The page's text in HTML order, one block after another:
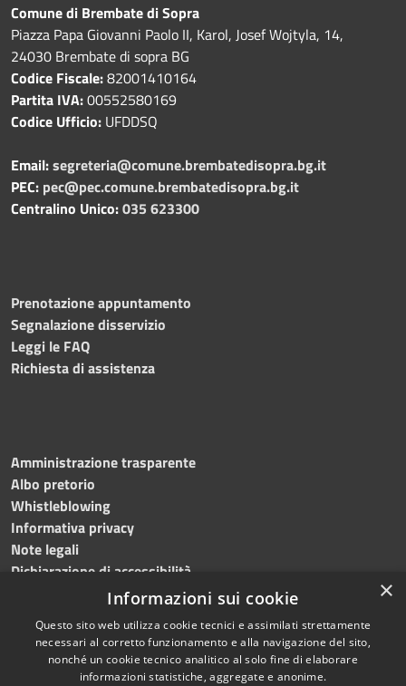
Comune di Brembate di Sopra
Piazza Papa Giovanni Paolo II, Karol, Josef Wojtyla, 14,
24030 Brembate di sopra BG
Codice Fiscale:82001410164
Partita IVA:00552580169
Codice Ufficio: UFDDSQ
Email:segreteria@comune.brembatedisopra.bg.it
PEC: pec@pec.comune.brembatedisopra.bg.it
Centralino Unico:035 623300
Prenotazione appuntamento
Segnalazione disservizio
Leggi le FAQ
Richiesta di assistenza
Amministrazione trasparente
Albo pretorio
Whistleblowing
Informativa privacy
Note legali
Dichiarazione di accessibilità
Accessibilità
Copyright © 2024Comune
di Brembate di Sopra
×
Informazioni sui cookie
Questo sito web utilizza cookie tecnici e assimilati strettamente
necessari al corretto funzionamento e alla navigazione del sito,
nonché un cookie tecnico analitico al solo fine di elaborare
informazioni statistiche, aggregate e anonime.